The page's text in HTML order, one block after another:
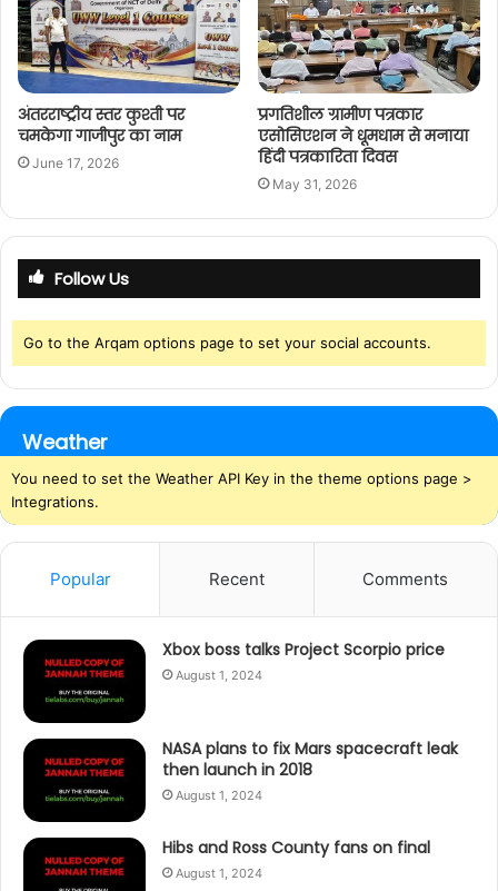
अंतरराष्ट्रीय स्तर कुश्ती पर
चमकेगा गाजीपुर का नाम
June 17, 2026
प्रगतिशील ग्रामीण पत्रकार
एसोसिएशन ने धूमधाम से मनाया
हिंदी पत्रकारिता दिवस
May 31, 2026
Follow Us
Go to the Arqam options page to set your social accounts.
Weather
You need to set the Weather API Key in the theme options page >
Integrations.
Popular Recent Comments
Xbox boss talks Project Scorpio price
August 1, 2024
NASA plans to fix Mars spacecraft leak
then launch in 2018
August 1, 2024
Hibs and Ross County fans on final
August 1, 2024